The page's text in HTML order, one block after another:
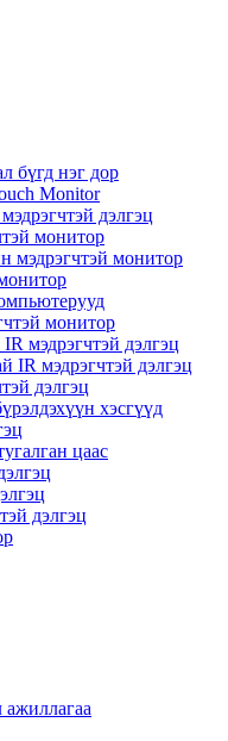
бүгд нэг дор
Monitor
дэлгэц
монитор
мэдрэгчтэй монитор
монитор
мэдрэгчтэй дэлгэц
IR мэдрэгчтэй дэлгэц
дэлгэц
хэсгүүд
цаас
дэлгэц